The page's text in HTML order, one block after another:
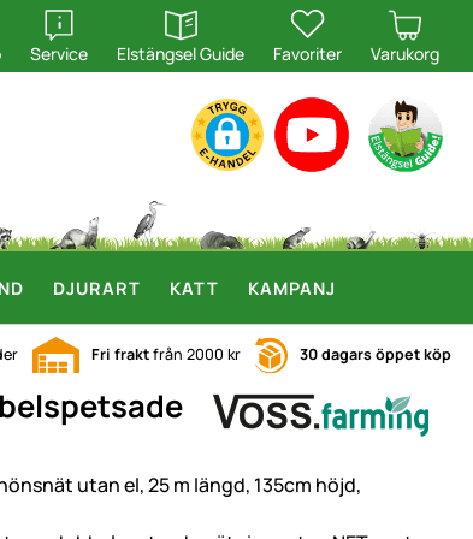
Service
öppna
Elstängsel Guide
öppna
Favoriter Varukorg
DJURART KATT KAMPANJ
Fri fraktfrån 2000 kr 30 dagars öppet köp
utan el, 25 m längd, 135cm höjd,